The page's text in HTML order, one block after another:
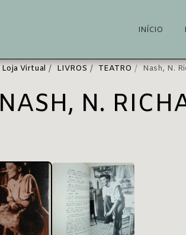
INÍCIO
Loja Virtual LIVROS TEATRO Nash, N.
NASH, N.